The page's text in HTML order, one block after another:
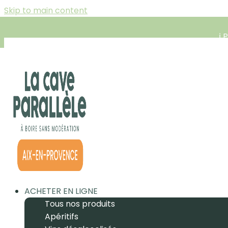
Skip to main content
ℹ️
ACHETER EN LIGNE
Tous nos produits
Apéritifs